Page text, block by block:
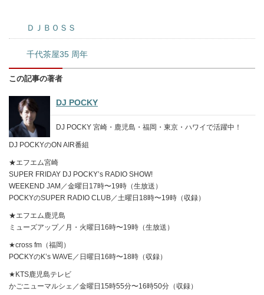
ＤＪＢＯＳＳ
千代茶屋35 周年
この記事の著者
DJ POCKY
DJ POCKY 宮崎・鹿児島・福岡・東京・ハワイで活躍中！
DJ POCKYのON AIR番組
★エフエム宮崎
SUPER FRIDAY DJ POCKY’s RADIO SHOW!
WEEKEND JAM／金曜日17時〜19時（生放送）
POCKYのSUPER RADIO CLUB／土曜日18時〜19時（収録）
★エフエム鹿児島
ミューズアップ／月・火曜日16時〜19時（生放送）
★cross fm（福岡）
POCKYのK’s WAVE／日曜日16時〜18時（収録）
★KTS鹿児島テレビ
かごニューマルシェ／金曜日15時55分〜16時50分（収録）